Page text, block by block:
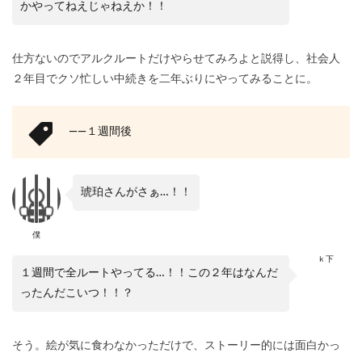
かやってねえじゃねえか！！
仕方ないのでアルクルートだけやらせてみろよと説得し、社会人
２年目でクソ忙しい中続きを二年ぶりにやってみることに。
――１週間後
僕
琥珀さんがさぁ…！！
ｋ下
１週間で全ルートやってる…！！この２年はなんだ
ったんだこいつ！！？
そう。絵が気に食わなかっただけで、ストーリー的には面白かっ